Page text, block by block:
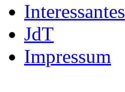
Interessantes
JdT
Impressum